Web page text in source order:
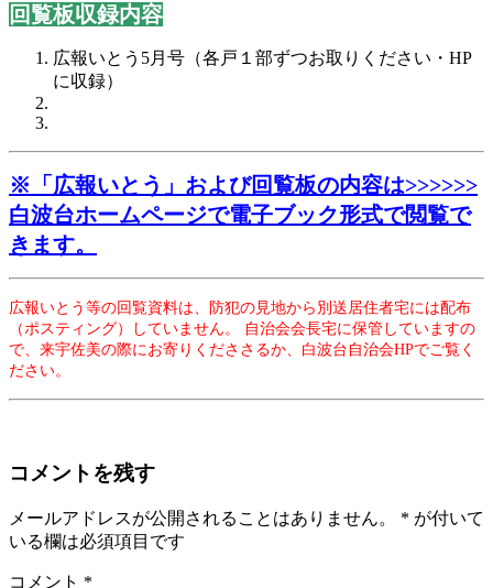
回覧板収録内容
広報いとう5月号（各戸１部ずつお取りください・HP
に収録）
※ 「広報いとう」および回覧板の内容は>>>>>>
白波台ホームページで電子ブック形式で閲覧で
き ます。
広報いとう等の回覧資料は、防犯の見地から別送居住者宅には配布
（ポスティング）していません。
自治会会長宅に保管していますの
で、来宇佐美の際にお寄りくだささるか、白波台自治会HPでご覧く
ださい。
コメントを残す
メールアドレスが公開されることはありません。 * が付いて
いる欄は必須項目です
コメント *